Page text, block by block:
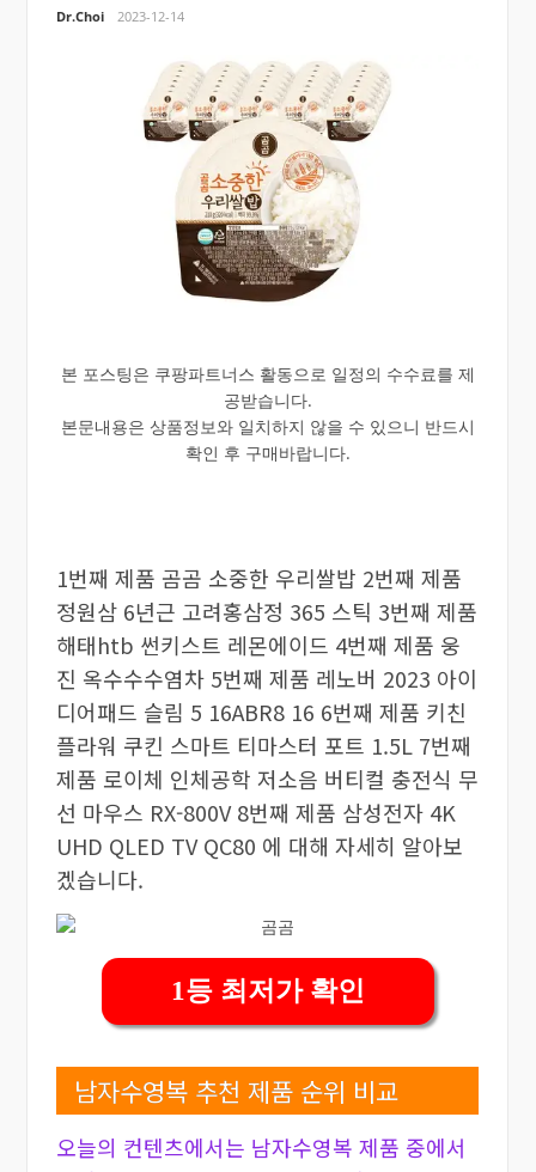
Dr.Choi 2023-12-14
본 포스팅은 쿠팡파트너스 활동으로 일정의 수수료를 제
공받습니다.
본문내용은 상품정보와 일치하지 않을 수 있으니 반드시
확인 후 구매바랍니다.
1번째 제품 곰곰 소중한 우리쌀밥 2번째 제품
정원삼 6년근 고려홍삼정 365 스틱 3번째 제품
해태htb 썬키스트 레몬에이드 4번째 제품 웅
진 옥수수수염차 5번째 제품 레노버 2023 아이
디어패드 슬림 5 16ABR8 16 6번째 제품 키친
플라워 쿠킨 스마트 티마스터 포트 1.5L 7번째
제품 로이체 인체공학 저소음 버티컬 충전식 무
선 마우스 RX-800V 8번째 제품 삼성전자 4K
UHD QLED TV QC80 에 대해 자세히 알아보
겠습니다.
1등 최저가 확인
남자수영복 추천 제품 순위 비교
오늘의 컨텐츠에서는 남자수영복 제품 중에서